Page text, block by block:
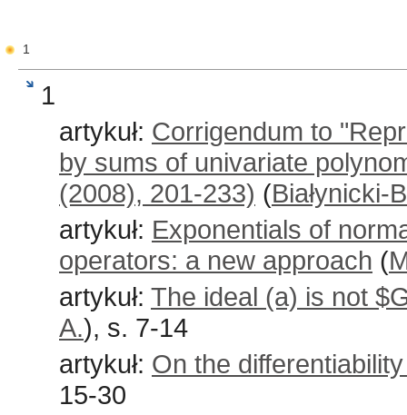
1
1
artykuł: Corrigendum to
by sums of univariate
(2008), 201-233) (Białynicki-
artykuł: Exponentials of
operators: a new approach (
artykuł: The ideal (a) is not
A.), s. 7-14
artykuł: On the
15-30